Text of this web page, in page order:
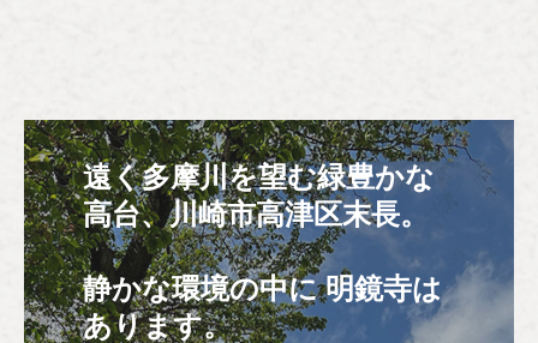
遠く多摩川を望む緑豊かな
高台、川崎市高津区末長。
静かな環境の中に 明鏡寺は
あります。